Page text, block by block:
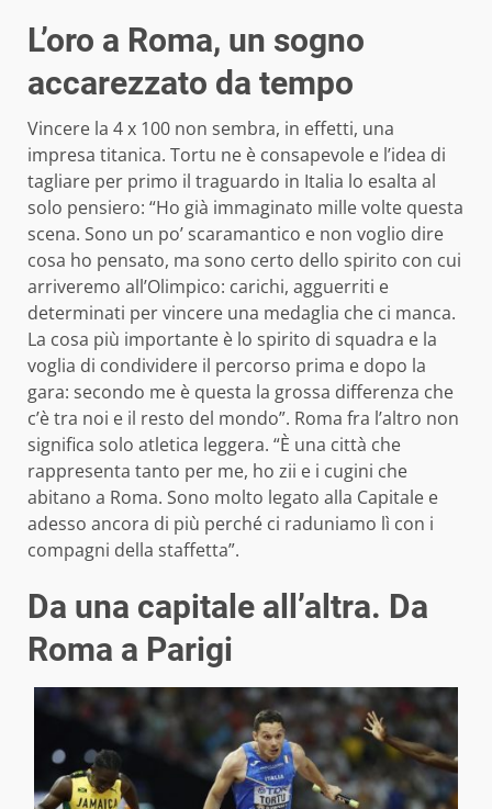
L’oro a Roma, un sogno
accarezzato da tempo
Vincere la 4 x 100 non sembra, in effetti, una
impresa titanica. Tortu ne è consapevole e l’idea di
tagliare per primo il traguardo in Italia lo esalta al
solo pensiero: “Ho già immaginato mille volte questa
scena. Sono un po’ scaramantico e non voglio dire
cosa ho pensato, ma sono certo dello spirito con cui
arriveremo all’Olimpico: carichi, agguerriti e
determinati per vincere una medaglia che ci manca.
La cosa più importante è lo spirito di squadra e la
voglia di condividere il percorso prima e dopo la
gara: secondo me è questa la grossa differenza che
c’è tra noi e il resto del mondo”. Roma fra l’altro non
significa solo atletica leggera. “È una città che
rappresenta tanto per me, ho zii e i cugini che
abitano a Roma. Sono molto legato alla Capitale e
adesso ancora di più perché ci raduniamo lì con i
compagni della staffetta”.
Da una capitale all’altra. Da
Roma a Parigi